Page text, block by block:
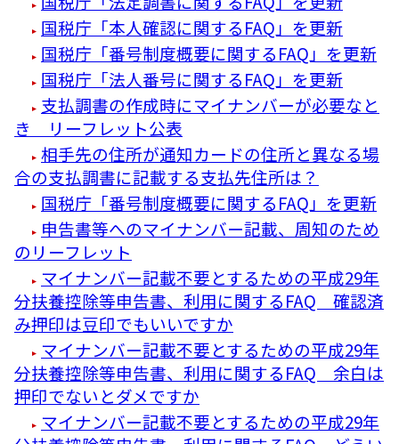
国税庁「本人確認に関するFAQ」を更新
国税庁「番号制度概要に関するFAQ」を更新
国税庁「法人番号に関するFAQ」を更新
支払調書の作成時にマイナンバーが必要なと
き リーフレット公表
相手先の住所が通知カードの住所と異なる場
合の支払調書に記載する支払先住所は？
国税庁「番号制度概要に関するFAQ」を更新
申告書等へのマイナンバー記載、周知のため
のリーフレット
マイナンバー記載不要とするための平成29年
分扶養控除等申告書、利用に関するFAQ 確認済
み押印は豆印でもいいですか
マイナンバー記載不要とするための平成29年
分扶養控除等申告書、利用に関するFAQ 余白は
押印でないとダメですか
マイナンバー記載不要とするための平成29年